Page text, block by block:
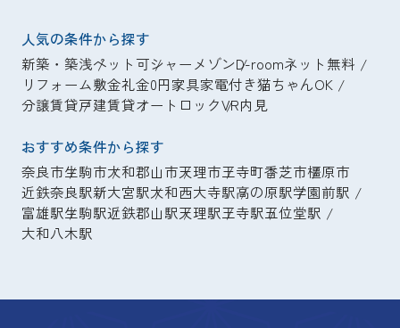
人気の条件から探す
新築・築浅ペット可シャーメゾンD-roomネット無料
リフォーム敷金礼金0円家具家電付き猫ちゃんOK
分譲賃貸戸建賃貸オートロックVR内見
おすすめ条件から探す
奈良市生駒市大和郡山市天理市王寺町香芝市橿原市
近鉄奈良駅新大宮駅大和西大寺駅高の原駅学園前駅
富雄駅生駒駅近鉄郡山駅天理駅王寺駅五位堂駅
大和八木駅